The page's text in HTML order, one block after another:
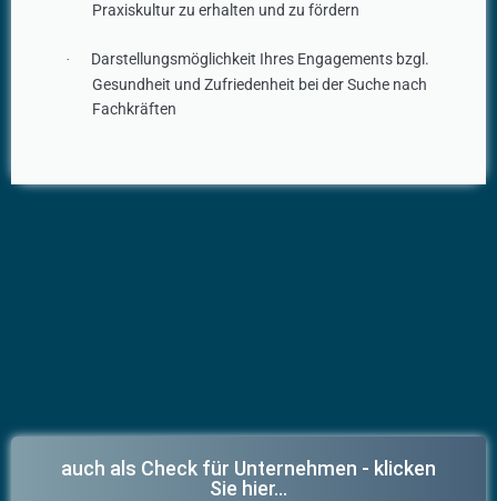
Praxiskultur zu erhalten und zu fördern
·
Darstellungsmöglichkeit Ihres Engagements bzgl.
Gesundheit und Zufriedenheit bei der Suche nach
Fachkräften
auch als Check für Unternehmen - klicken
Sie hier...